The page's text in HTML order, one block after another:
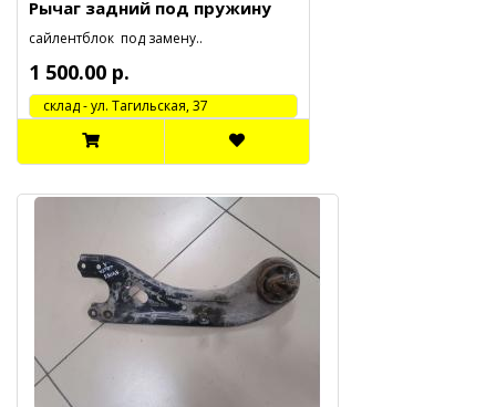
Рычаг задний под пружину
сайлентблок под замену..
1 500.00 р.
cклад - ул. Тагильская, 37